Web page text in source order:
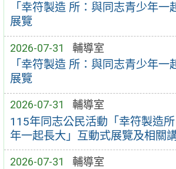
「幸符製造 所：與同志青少年一
展覽
2026-07-31 輔導室
「幸符製造 所：與同志青少年一
展覽
2026-07-31 輔導室
115年同志公民活動「幸符製造
年一起長大」互動式展覽及相關
2026-07-31 輔導室